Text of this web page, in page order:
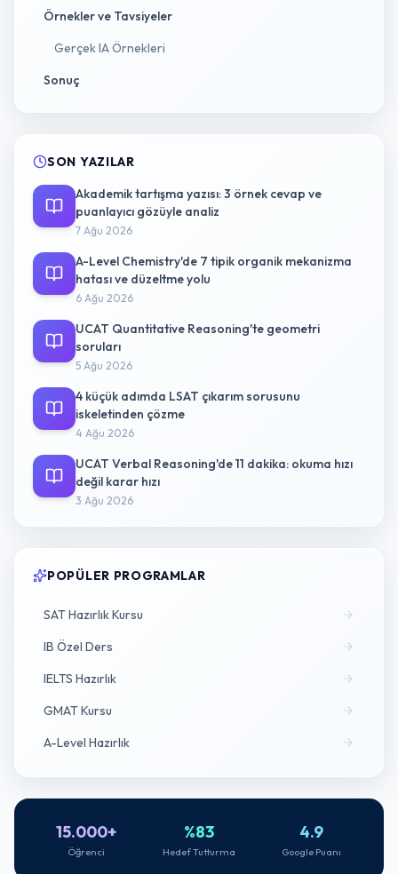
Örnekler ve Tavsiyeler
Gerçek IA Örnekleri
Sonuç
SON YAZILAR
Akademik tartışma yazısı: 3 örnek cevap ve
puanlayıcı gözüyle analiz
7 Ağu 2026
A-Level Chemistry'de 7 tipik organik mekanizma
hatası ve düzeltme yolu
6 Ağu 2026
UCAT Quantitative Reasoning'te geometri
soruları
5 Ağu 2026
4 küçük adımda LSAT çıkarım sorusunu
iskeletinden çözme
4 Ağu 2026
UCAT Verbal Reasoning'de 11 dakika: okuma hızı
değil karar hızı
3 Ağu 2026
POPÜLER PROGRAMLAR
SAT Hazırlık Kursu
IB Özel Ders
IELTS Hazırlık
GMAT Kursu
A-Level Hazırlık
15.000+
Öğrenci
%83
Hedef Tutturma
4.9
Google Puanı